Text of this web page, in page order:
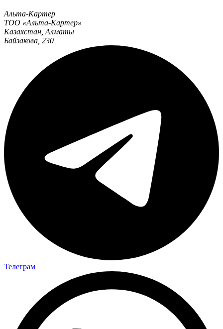
Альта-Картер
ТОО «Альта-Картер»
Казахстан Алматы
Байзакова, 230
Телеграм